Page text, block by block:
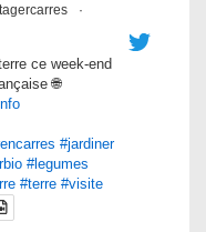
·
ce week-end
🌐
#jardiner
#legumes
#terre #visite